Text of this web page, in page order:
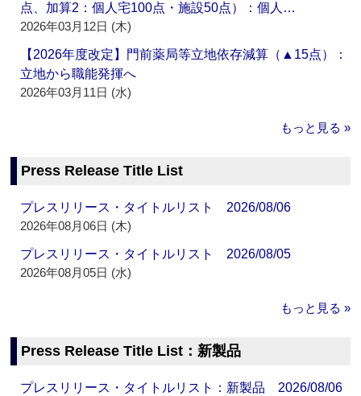
点、加算2：個人宅100点・施設50点）：個人…
2026年03月12日 (木)
【2026年度改定】門前薬局等立地依存減算（▲15点）：
立地から職能発揮へ
2026年03月11日 (水)
もっと見る »
Press Release Title List
プレスリリース・タイトルリスト 2026/08/06
2026年08月06日 (木)
プレスリリース・タイトルリスト 2026/08/05
2026年08月05日 (水)
もっと見る »
Press Release Title List：新製品
プレスリリース・タイトルリスト：新製品 2026/08/06